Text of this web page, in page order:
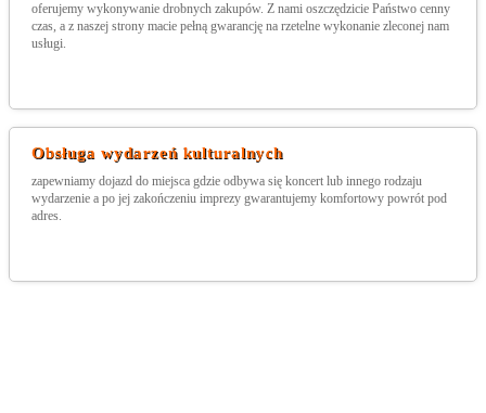
oferujemy wykonywanie drobnych zakupów. Z nami oszczędzicie Państwo cenny
czas, a z naszej strony macie pełną gwarancję na rzetelne wykonanie zleconej nam
usługi.
Obsługa wydarzeń kulturalnych
zapewniamy dojazd do miejsca gdzie odbywa się koncert lub innego rodzaju
wydarzenie a po jej zakończeniu imprezy gwarantujemy komfortowy powrót pod
adres.